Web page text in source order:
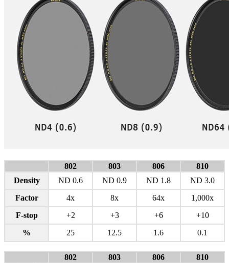
802 803 806
810
Density
ND 0.6 ND 0.9 ND 1.8
ND 3.0
Factor
4x 8x 64x
1,000x
F-stop
+2 +3 +6
+10
%
25 12.5 1.6 0.1
802 803 806
810